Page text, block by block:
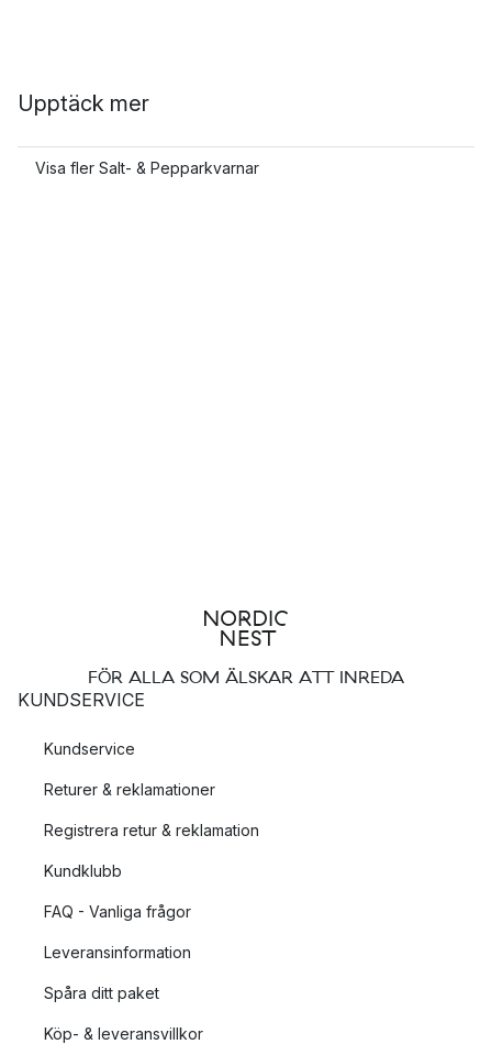
Upptäck mer
Visa fler Salt- & Pepparkvarnar
FÖR ALLA SOM ÄLSKAR ATT INREDA
KUNDSERVICE
Kundservice
Returer & reklamationer
Registrera retur & reklamation
Kundklubb
FAQ - Vanliga frågor
Leveransinformation
Spåra ditt paket
Köp- & leveransvillkor